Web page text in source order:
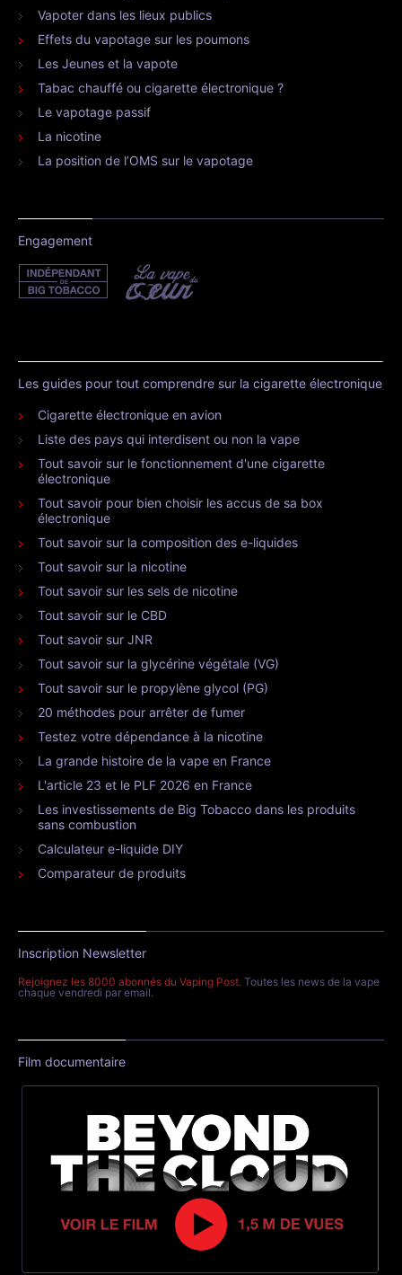
Vapoter dans les lieux publics
Effets du vapotage sur les poumons
Les Jeunes et la vapote
Tabac chauffé ou cigarette électronique ?
Le vapotage passif
La nicotine
La position de l’OMS sur le vapotage
Engagement
Les guides pour tout comprendre sur la cigarette électronique
Cigarette électronique en avion
Liste des pays qui interdisent ou non la vape
Tout savoir sur le fonctionnement d'une cigarette
électronique
Tout savoir pour bien choisir les accus de sa box
électronique
Tout savoir sur la composition des e-liquides
Tout savoir sur la nicotine
Tout savoir sur les sels de nicotine
Tout savoir sur le CBD
Tout savoir sur JNR
Tout savoir sur la glycérine végétale (VG)
Tout savoir sur le propylène glycol (PG)
20 méthodes pour arrêter de fumer
Testez votre dépendance à la nicotine
La grande histoire de la vape en France
L'article 23 et le PLF 2026 en France
Les investissements de Big Tobacco dans les produits
sans combustion
Calculateur e-liquide DIY
Comparateur de produits
Inscription Newsletter
Rejoignez les 8000 abonnés du Vaping Post. Toutes les news de la vape
chaque vendredi par email.
Film documentaire